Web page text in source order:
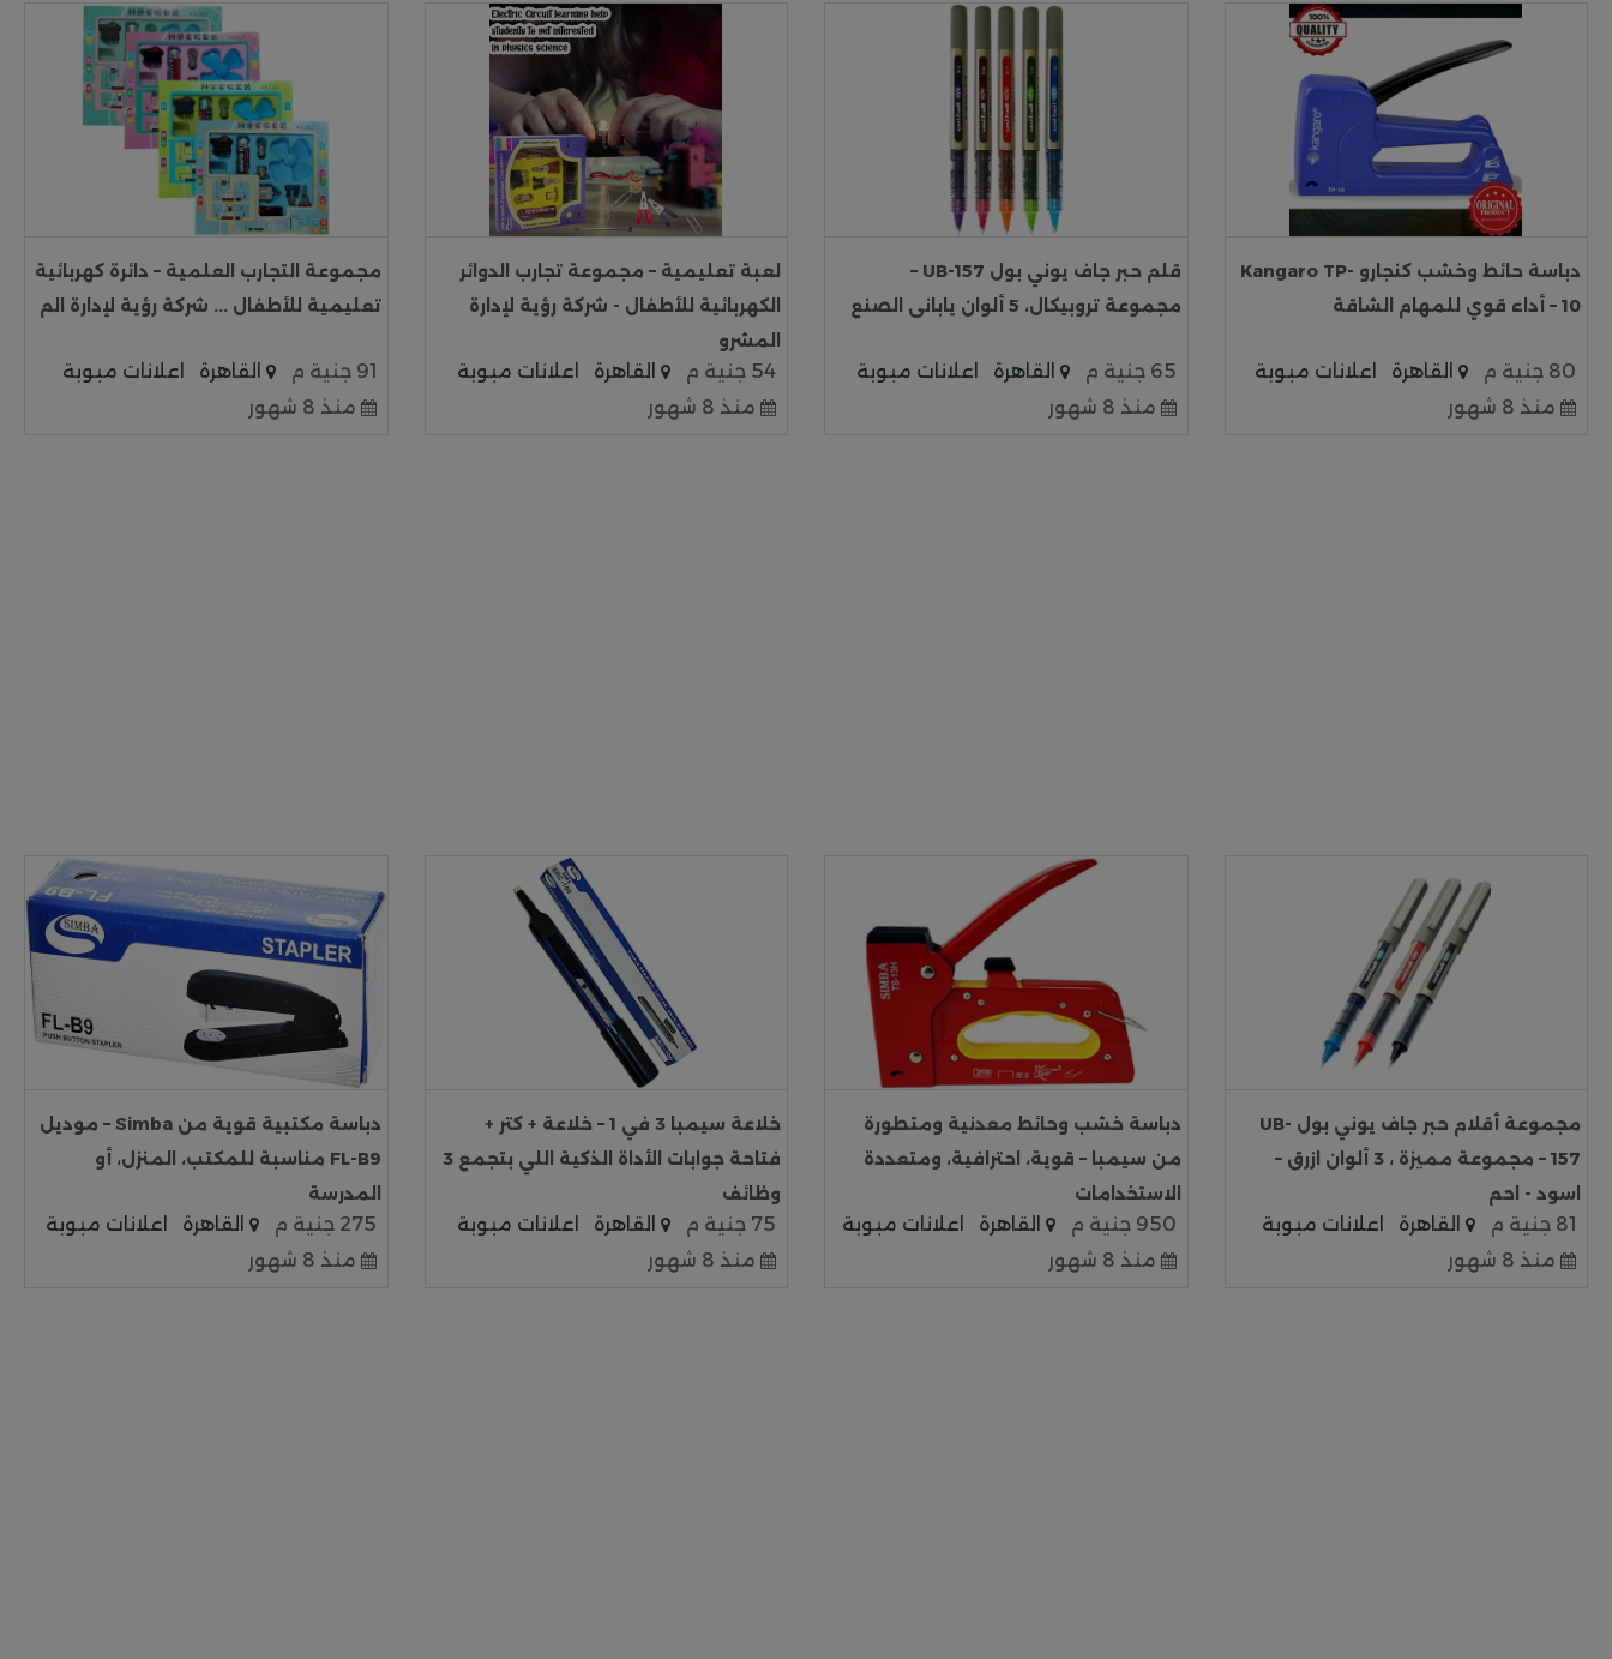
دباسة حائط وخشب كنجارو Kangaro TP-
10 – أداء قوي للمهام الشاقة
80 جنية م القاهرة
اعلانات مبوبة
منذ 8 شهور
قلم حبر جاف يوني بول UB-157 –
مجموعة تروبيكال، 5 ألوان يابانى الصنع
65 جنية م القاهرة
اعلانات مبوبة
منذ 8 شهور
لعبة تعليمية – مجموعة تجارب الدوائر
الكهربائية للأطفال - شركة رؤية لإدارة
المشرو
54 جنية م القاهرة
اعلانات مبوبة
منذ 8 شهور
مجموعة التجارب العلمية – دائرة كهربائية
تعليمية للأطفال ... شركة رؤية لإدارة الم
91 جنية م القاهرة
اعلانات مبوبة
منذ 8 شهور
مجموعة أقلام حبر جاف يوني بول UB-
157 – مجموعة مميزة ، 3 ألوان ازرق –
اسود - احم
81 جنية م القاهرة
اعلانات مبوبة
منذ 8 شهور
دباسة خشب وحائط معدنية ومتطورة
من سيمبا – قوية، احترافية، ومتعددة
الاستخدامات
950 جنية م القاهرة
اعلانات مبوبة
منذ 8 شهور
خلاعة سيمبا 3 في 1 – خلاعة + كتر +
فتاحة جوابات الأداة الذكية اللي بتجمع 3
وظائف
75 جنية م القاهرة
اعلانات مبوبة
منذ 8 شهور
دباسة مكتبية قوية من Simba – موديل
FL-B9 مناسبة للمكتب، المنزل، أو
المدرسة
275 جنية م القاهرة
اعلانات مبوبة
منذ 8 شهور